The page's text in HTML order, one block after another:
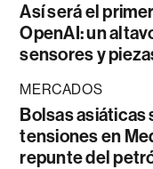
Así será el
OpenAI: un
sensores y
MERCADOS
Bolsas asiáticas
tensiones en
repunte del